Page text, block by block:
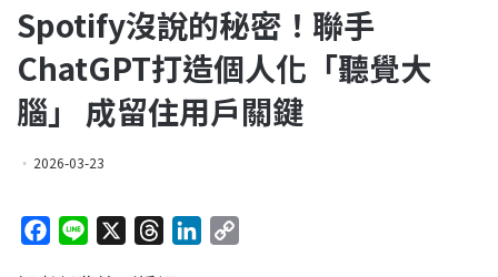
Spotify沒說的秘密！聯手
ChatGPT打造個人化「聽覺大
腦」 成留住用戶關鍵
2026-03-23